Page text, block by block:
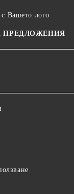
Вашето лого
ПРЕДЛОЖЕНИЯ